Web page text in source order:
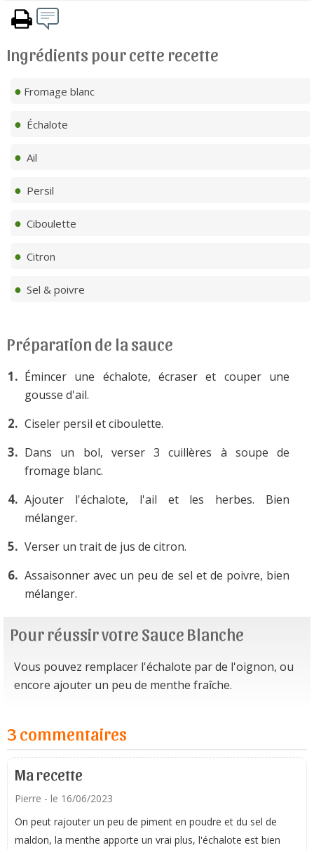
Ingrédients pour cette recette
Fromage blanc
Échalote
Ail
Persil
Ciboulette
Citron
Sel & poivre
Préparation de la sauce
Émincer une échalote, écraser et couper une
gousse d'ail.
Ciseler persil et ciboulette.
Dans un bol, verser 3 cuillères à soupe de
fromage blanc.
Ajouter l'échalote, l'ail et les herbes. Bien
mélanger.
Verser un trait de jus de citron.
Assaisonner avec un peu de sel et de poivre, bien
mélanger.
Pour réussir votre Sauce Blanche
Vous pouvez remplacer l'échalote par de l'oignon, ou
encore ajouter un peu de menthe fraîche.
3 commentaires
Ma recette
Pierre - le 16/06/2023
On peut rajouter un peu de piment en poudre et du sel de
maldon, la menthe apporte un vrai plus, l'échalote est bien